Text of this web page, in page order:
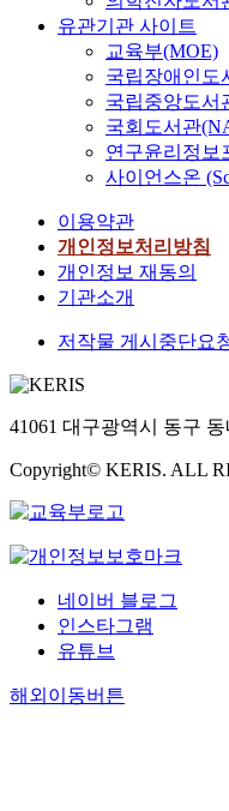
유관기관 사이트
교육부(MOE)
국립장애인도
국립중앙도서
국회도서관
연구윤리정보
사이언스온
이용약관
개인정보처리방침
개인정보 재동의
기관소개
저작물 게시중단요
41061 대구광역시 동구
Copyright© KERIS. ALL
네이버 블로그
인스타그램
유튜브
해외이동버튼